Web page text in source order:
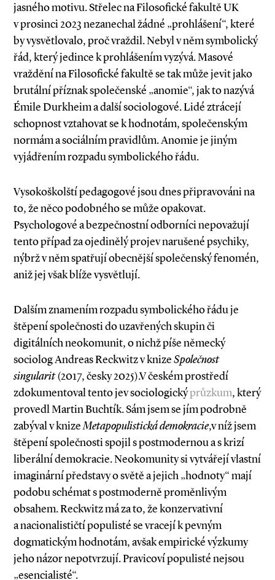
jasného motivu. Střelec na Filosofické fakultě UK
v prosinci 2023 nezanechal žádné „prohlášení“, které
by vysvětlovalo, proč vraždil. Nebyl v něm symbolický
řád, který jedince k prohlášením vyzývá. Masové
vraždění na Filosofické fakultě se tak může jevit jako
brutální příznak společenské „anomie“, jak to nazývá
Émile Durkheim a další sociologové. Lidé ztrácejí
schopnost vztahovat se k hodnotám, společenským
normám a sociálním pravidlům. Anomie je jiným
vyjádřením rozpadu symbolického řádu.
Vysokoškolští pedagogové jsou dnes připravováni na
to, že něco podobného se může opakovat.
Psychologové a bezpečnostní odborníci nepovažují
tento případ za ojedinělý projev narušené psychiky,
nýbrž v něm spatřují obecnější společenský fenomén,
aniž jej však blíže vysvětlují.
Dalším znamením rozpadu symbolického řádu je
štěpení společnosti do uzavřených skupin či
digitálních neokomunit, o nichž píše německý
sociolog Andreas Reck­­witz v knizeSpolečnost
singularit(2017, česky 2025).V českém prostředí
zdokumentoval tento jev sociologickýprůzkum, který
provedl Martin Buchtík. Sám jsem se jím podrobně
zabýval v knizeMetapopulistická demokracie,v níž jsem
štěpení společnosti spojil s postmodernou a s krizí
liberální demokracie. Neokomunity si vytvářejí vlastní
imaginární představy o světě a jejich „hodnoty“ mají
podobu schémat s postmoderně proměnlivým
obsahem. Reckwitz má za to, že konzervativní
a nacionalističtí populisté se vracejí k pevným
dogmatickým hodnotám, avšak empirické výzkumy
jeho názor nepotvrzují. Pravicoví populisté nejsou
„esencialisté“.